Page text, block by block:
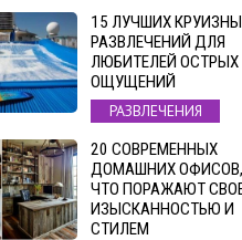
15 ЛУЧШИХ
РАЗВЛЕЧЕНИЙ ДЛЯ
ЛЮБИТЕЛЕЙ ОСТРЫХ
ОЩУЩЕНИЙ
РАЗВЛЕЧЕНИЯ
20 СОВРЕМЕННЫХ
ДОМАШНИХ ОФИСОВ,
ЧТО ПОРАЖАЮТ
ИЗЫСКАННОСТЬЮ И
СТИЛЕМ